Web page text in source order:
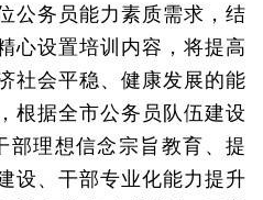
公务员能力素质需求，结
心设置培训内容，将提高
社会平稳、健康发展的能
根据全市公务员队伍建设
部理想信念宗旨教育、提
设、干部专业化能力提升